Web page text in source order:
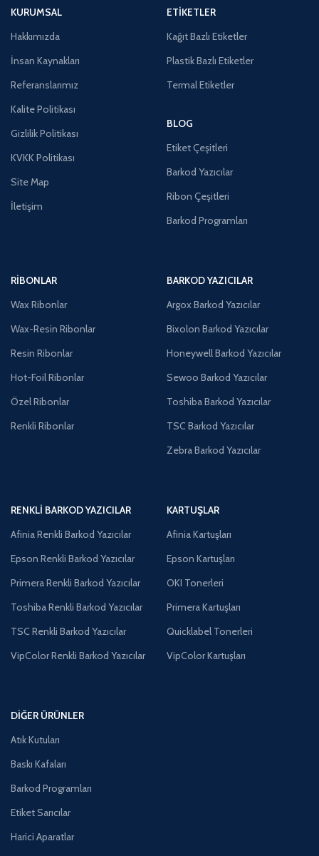
KURUMSAL
Hakkımızda
İnsan Kaynakları
Referanslarımız
Kalite Politikası
Gizlilik Politikası
KVKK Politikası
Site Map
İletişim
ETIKETLER
Kağıt Bazlı Etiketler
Plastik Bazlı Etiketler
Termal Etiketler
BLOG
Etiket Çeşitleri
Barkod Yazıcılar
Ribon Çeşitleri
Barkod Programları
RIBONLAR
Wax Ribonlar
Wax-Resin Ribonlar
Resin Ribonlar
Hot-Foil Ribonlar
Özel Ribonlar
Renkli Ribonlar
BARKOD YAZICILAR
Argox Barkod Yazıcılar
Bixolon Barkod Yazıcılar
Honeywell Barkod Yazıcılar
Sewoo Barkod Yazıcılar
Toshiba Barkod Yazıcılar
TSC Barkod Yazıcılar
Zebra Barkod Yazıcılar
RENKLI BARKOD YAZICILAR
Afinia Renkli Barkod Yazıcılar
Epson Renkli Barkod Yazıcılar
Primera Renkli Barkod Yazıcılar
Toshiba Renkli Barkod Yazıcılar
TSC Renkli Barkod Yazıcılar
VipColor Renkli Barkod Yazıcılar
KARTUŞLAR
Afinia Kartuşları
Epson Kartuşları
OKI Tonerleri
Primera Kartuşları
Quicklabel Tonerleri
VipColor Kartuşları
DIĞER ÜRÜNLER
Atık Kutuları
Baskı Kafaları
Barkod Programları
Etiket Sarıcılar
Harici Aparatlar